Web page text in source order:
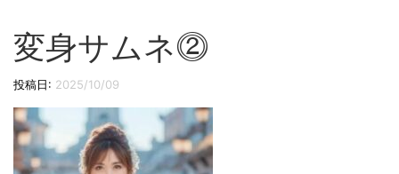
ョ
ン
替
え
変身サムネ⓶
投稿日: 2025/10/09